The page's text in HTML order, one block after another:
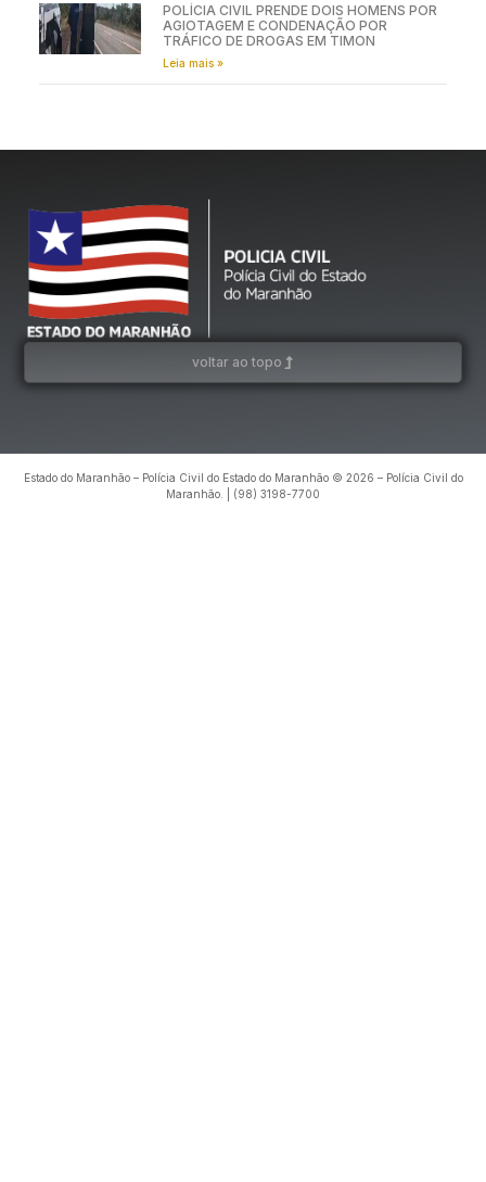
POLÍCIA CIVIL PRENDE DOIS HOMENS POR
AGIOTAGEM E CONDENAÇÃO POR
TRÁFICO DE DROGAS EM TIMON
Leia mais »
voltar ao topo
Estado do Maranhão – Polícia Civil do Estado do Maranhão © 2026 – Polícia Civil do
Maranhão. | (98) 3198-7700